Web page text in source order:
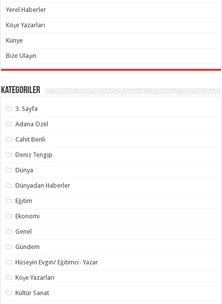
Yerel Haberler
Köşe Yazarları
Künye
Bize Ulaşın
Kategoriler
3. Sayfa
Adana Özel
Cahit Benli
Deniz Tengip
Dünya
Dünyadan Haberler
Eğitim
Ekonomi
Genel
Gündem
Hüseyin Evgin/ Eğitimci- Yazar
Köşe Yazarları
Kültür Sanat